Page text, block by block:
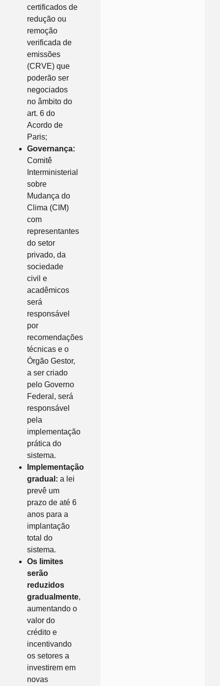
certificados de
redução ou
remoção
verificada de
emissões
(CRVE) que
poderão ser
negociados
no âmbito do
art. 6 do
Acordo de
Paris;
Governança:
Comitê
Interministerial
sobre
Mudança do
Clima (CIM)
com
representantes
do setor
privado, da
sociedade
civil e
acadêmicos
será
responsável
por
recomendações
técnicas e o
Órgão Gestor,
a ser criado
pelo Governo
Federal, será
responsável
pela
implementação
prática do
sistema.
Implementação
gradual: a lei
prevê um
prazo de até 6
anos para a
implantação
total do
sistema.
Os limites
serão
reduzidos
gradualmente,
aumentando o
valor do
crédito e
incentivando
os setores a
investirem em
novas